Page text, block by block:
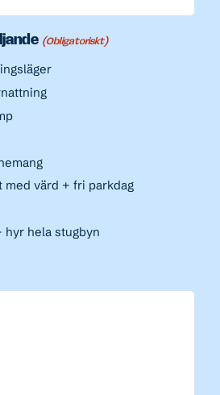
(Obligatoriskt)
med värd + fri parkdag
hyr hela stugbyn